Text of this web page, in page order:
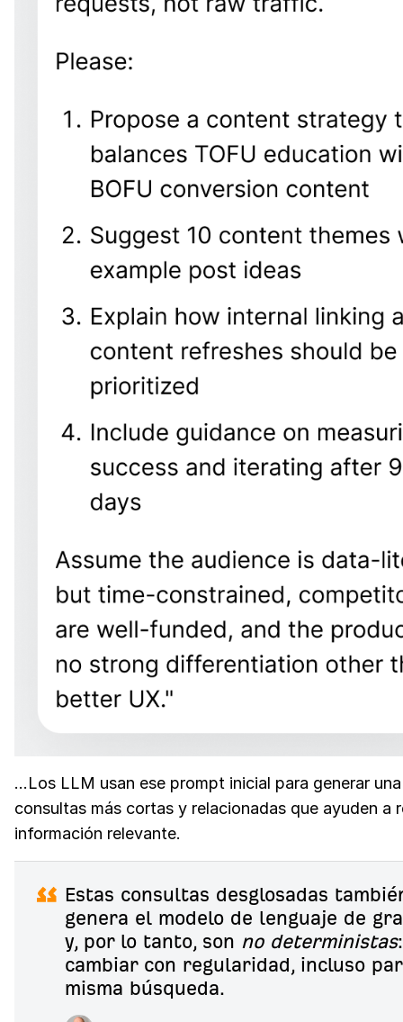
…Los LLM usan ese prompt inicial para generar
consultas más cortas y relacionadas que ayuden a
información relevante.
Estas consultas desglosadas
genera el modelo de lenguaje de
y, por lo tanto, son no deterministas
cambiar con regularidad, incluso
misma búsqueda.